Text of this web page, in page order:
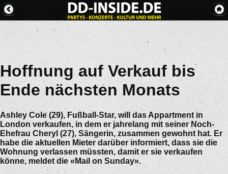
Hoffnung auf Verkauf bis
Ende nächsten Monats
Ashley Cole (29), Fußball-Star, will das Appartment in
London verkaufen, in dem er jahrelang mit seiner Noch-
Ehefrau Cheryl (27), Sängerin, zusammen gewohnt hat. Er
habe die aktuellen Mieter darüber informiert, dass sie die
Wohnung verlassen müssten, damit er sie verkaufen
könne, meldet die «Mail on Sunday».